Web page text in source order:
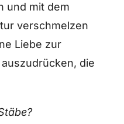
und mit dem
verschmelzen
Liebe zur
die